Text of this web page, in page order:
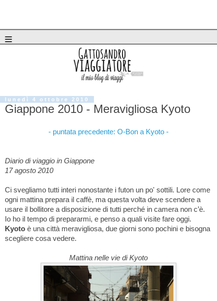
≡
lunedì 4 ottobre 2010
Giappone 2010 - Meravigliosa Kyoto
- puntata precedente: O-Bon a Kyoto -
Diario di viaggio in Giappone
17 agosto 2010
Ci svegliamo tutti interi nonostante i futon un po' sottili. Lore come
ogni mattina prepara il caffè, ma questa volta deve scendere a
usare il bollitore a disposizione di tutti perché in camera non c’è.
Io ho il tempo di prepararmi, e penso a quali visite fare oggi.
Kyoto è una città meravigliosa, due giorni sono pochini e bisogna
scegliere cosa vedere.
Mattina nelle vie di Kyoto